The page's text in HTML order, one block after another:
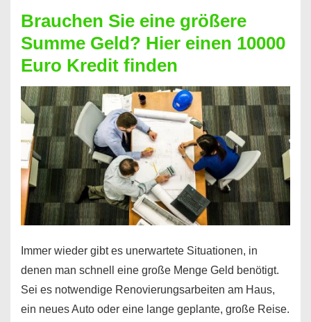
Geht
das
überhaupt?
Na
klar!
Brauchen Sie eine größere
Summe Geld? Hier einen 10000
Euro Kredit finden
Immer wieder gibt es unerwartete Situationen, in
denen man schnell eine große Menge Geld benötigt.
Sei es notwendige Renovierungsarbeiten am Haus,
ein neues Auto oder eine lange geplante, große Reise.